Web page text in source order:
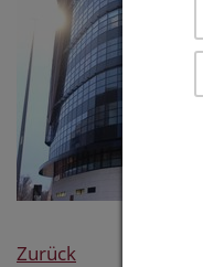
Zurück